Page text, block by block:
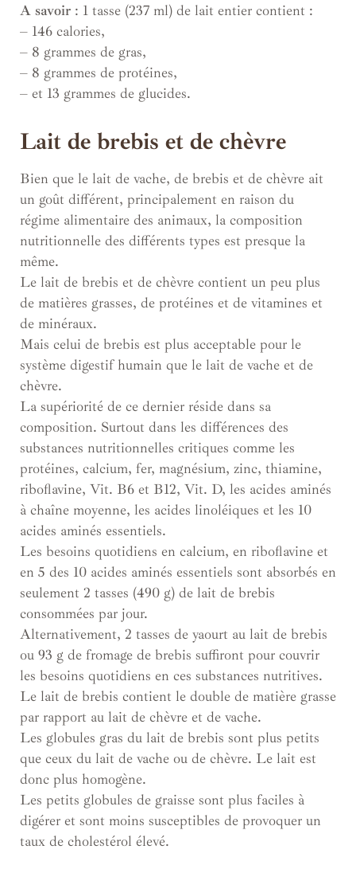
A savoir : 1 tasse (237 ml) de lait entier contient :
– 146 calories,
– 8 grammes de gras,
– 8 grammes de protéines,
– et 13 grammes de glucides.
Lait de brebis et de chèvre
Bien que le lait de vache, de brebis et de chèvre ait
un goût différent, principalement en raison du
régime alimentaire des animaux, la composition
nutritionnelle des différents types est presque la
même.
Le lait de brebis et de chèvre contient un peu plus
de matières grasses, de protéines et de vitamines et
de minéraux.
Mais celui de brebis est plus acceptable pour le
système digestif humain que le lait de vache et de
chèvre.
La supériorité de ce dernier réside dans sa
composition. Surtout dans les différences des
substances nutritionnelles critiques comme les
protéines, calcium, fer, magnésium, zinc, thiamine,
riboflavine, Vit. B6 et B12, Vit. D, les acides aminés
à chaîne moyenne, les acides linoléiques et les 10
acides aminés essentiels.
Les besoins quotidiens en calcium, en riboflavine et
en 5 des 10 acides aminés essentiels sont absorbés en
seulement 2 tasses (490 g) de lait de brebis
consommées par jour.
Alternativement, 2 tasses de yaourt au lait de brebis
ou 93 g de fromage de brebis suffiront pour couvrir
les besoins quotidiens en ces substances nutritives.
Le lait de brebis contient le double de matière grasse
par rapport au lait de chèvre et de vache.
Les globules gras du lait de brebis sont plus petits
que ceux du lait de vache ou de chèvre. Le lait est
donc plus homogène.
Les petits globules de graisse sont plus faciles à
digérer et sont moins susceptibles de provoquer un
taux de cholestérol élevé.